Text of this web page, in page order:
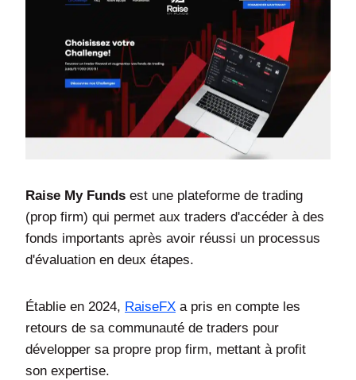
Raise My Funds est une plateforme de trading
(prop firm) qui permet aux traders d'accéder à des
fonds importants après avoir réussi un processus
d'évaluation en deux étapes.
Établie en 2024, RaiseFX a pris en compte les
retours de sa communauté de traders pour
développer sa propre prop firm, mettant à profit
son expertise.